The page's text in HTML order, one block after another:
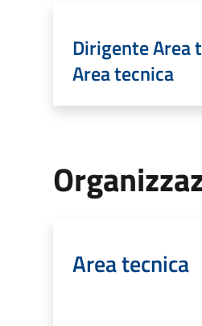
Dirigente Area
Area tecnica
Area tecnica